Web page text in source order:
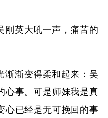
刚英大吼一声，痛苦的
渐渐变得柔和起来：吴
心事。可是师妹我是真
心已经是无可挽回的事